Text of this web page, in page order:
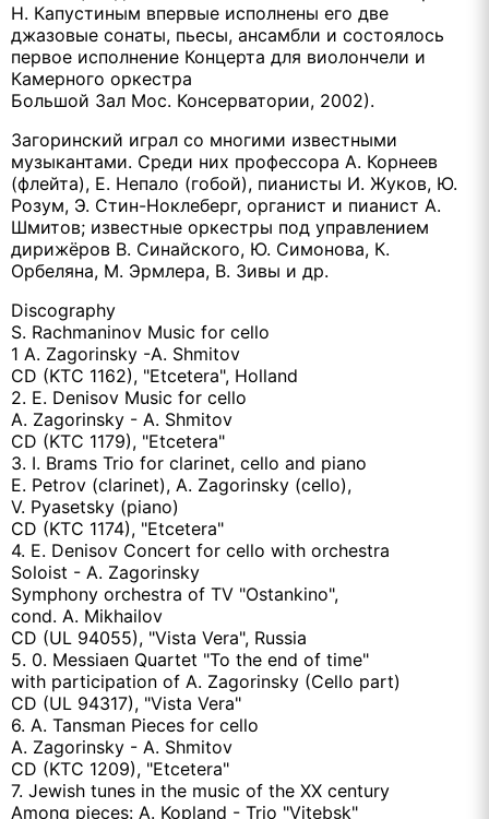
Н. Капустиным впервые исполнены его две
джазовые сонаты, пьесы, ансамбли и состоялось
первое исполнение Концерта для виолончели и
Камерного оркестра
Большой Зал Мос. Консерватории, 2002).
Загоринский играл со многими известными
музыкантами. Среди них профессора А. Корнеев
(флейта), Е. Непало (гобой), пианисты И. Жуков, Ю.
Розум, Э. Стин-Ноклеберг, органист и пианист А.
Шмитов; известные оркестры под управлением
дирижёров В. Синайского, Ю. Симонова, К.
Орбеляна, М. Эрмлера, В. Зивы и др.
Discography
S. Rachmaninov Music for cello
1 A. Zagorinsky -A. Shmitov
CD (KTC 1162), "Etcetera", Holland
2. E. Denisov Music for cello
A. Zagorinsky - A. Shmitov
CD (KTC 1179), "Etcetera"
3. I. Brams Trio for clarinet, cello and piano
E. Petrov (clarinet), A. Zagorinsky (cello),
V. Pyasetsky (piano)
CD (KTC 1174), "Etcetera"
4. E. Denisov Concert for cello with orchestra
Soloist - A. Zagorinsky
Symphony orchestra of TV "Ostankino",
cond. A. Mikhailov
CD (UL 94055), "Vista Vera", Russia
5. 0. Messiaen Quartet "To the end of time"
with participation of A. Zagorinsky (Cello part)
CD (UL 94317), "Vista Vera"
6. A. Tansman Pieces for cello
A. Zagorinsky - A. Shmitov
CD (KTC 1209), "Etcetera"
7. Jewish tunes in the music of the XX century
Among pieces: A. Kopland - Trio "Vitebsk"